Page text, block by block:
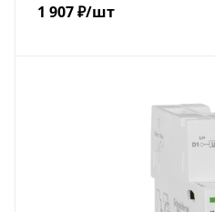
1 907₽/шт